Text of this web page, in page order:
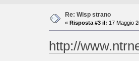
Re: Wisp strano
« Risposta #3 il: 17 Maggio
http://